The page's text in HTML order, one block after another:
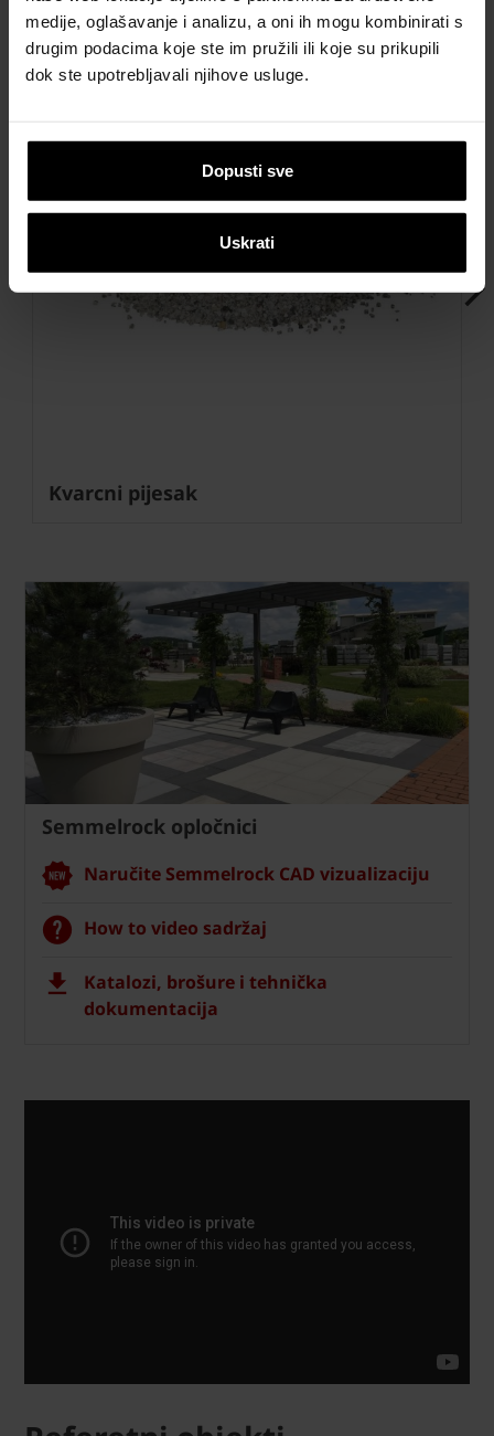
medije, oglašavanje i analizu, a oni ih mogu kombinirati s
drugim podacima koje ste im pružili ili koje su prikupili
dok ste upotrebljavali njihove usluge.
Dopusti sve
Uskrati
Kvarcni pijesak
Next
Semmelrock opločnici
Naručite Semmelrock CAD vizualizaciju
How to video sadržaj
Katalozi, brošure i tehnička
dokumentacija